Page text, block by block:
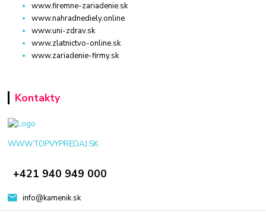
www.firemne-zariadenie.sk
www.nahradnediely.online
www.uni-zdrav.sk
www.zlatnictvo-online.sk
www.zariadenie-firmy.sk
Kontakty
WWW.TOPVYPREDAJ.SK
+421 940 949 000
info@kamenik.sk